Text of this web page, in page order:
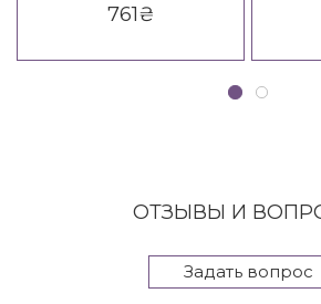
Detox Mask
761₴
ОТЗЫВЫ И
Задать вопрос